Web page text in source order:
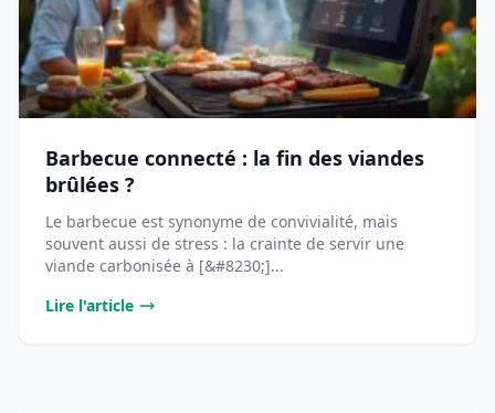
Barbecue connecté : la fin des viandes
brûlées ?
Le barbecue est synonyme de convivialité, mais
souvent aussi de stress : la crainte de servir une
viande carbonisée à [&#8230;]...
Lire l'article